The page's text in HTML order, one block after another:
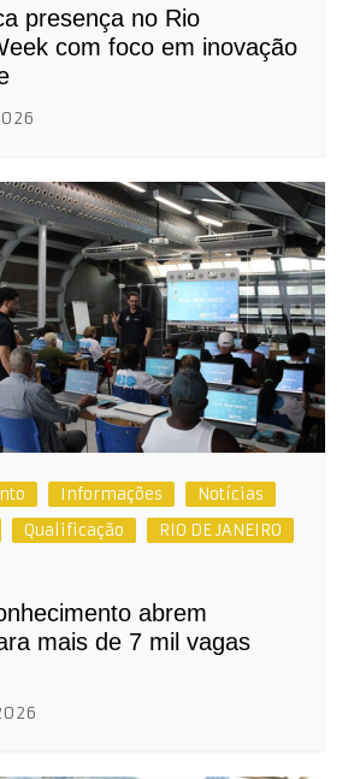
presença no Rio
com foco em inovação
Informações
Notícias
Qualificação
RIO DE JANEIRO
abrem
mais de 7 mil vagas